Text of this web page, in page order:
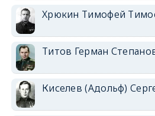
Хрюкин Тимофей
Титов Герман
Киселев (Адольф)